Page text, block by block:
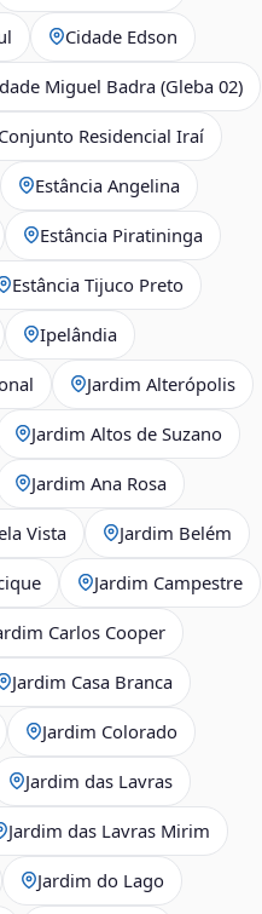
Cidade Edson
Miguel Badra (Gleba 02)
Conjunto Residencial Iraí
Estância Angelina
Estância Piratininga
Estância Tijuco Preto
Ipelândia
Jardim Alterópolis
Jardim Altos de Suzano
Jardim Ana Rosa
Vista Jardim Belém
Jardim Campestre
Carlos Cooper
Jardim Casa Branca
Jardim Colorado
Jardim das Lavras
Jardim das Lavras Mirim
Jardim do Lago